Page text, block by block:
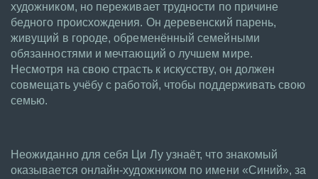
художником, но переживает трудности по причине
бедного происхождения. Он деревенский парень,
живущий в городе, обременённый семейными
обязанностями и мечтающий о лучшем мире.
Несмотря на свою страсть к искусству, он должен
совмещать учёбу с работой, чтобы поддерживать свою
семью.
Неожиданно для себя Ци Лу узнаёт, что знакомый
оказывается онлайн-художником по имени «Синий», за